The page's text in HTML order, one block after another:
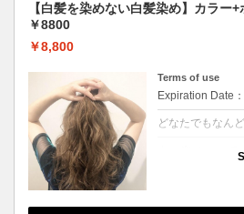
【白髪を染めない白髪染め】カラー
￥8800
￥8,800
Terms of use
Expiration Date：
どなたでもなん
ハイライトと全